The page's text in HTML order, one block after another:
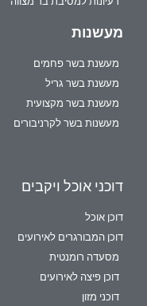
מעשנות
מעשנת בשר פחמים
מעשנת בשר גריל
מעשנת בשר מקצועית
מעשנות בשר לקרניבורים
דוכני אוכל ויקבים
דוכן אוכל
דוכן המבורגרים לאירועים
מסעדה רומנטית
דוכן פיצה לאירועים
דוכני מזון